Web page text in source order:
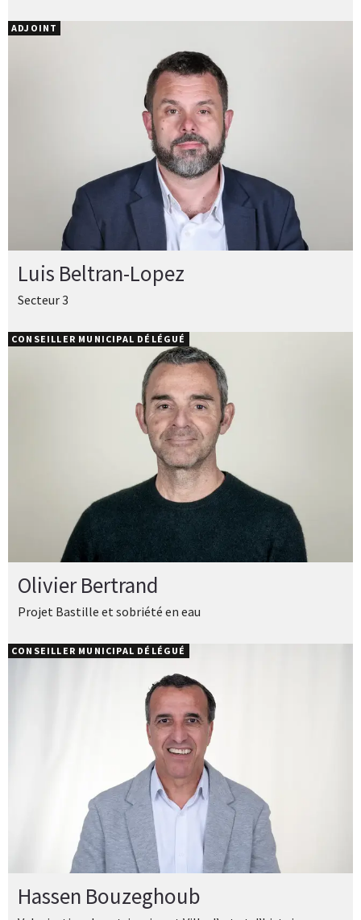
Luis Beltran-Lopez
Secteur 3
ADJOINT
Olivier Bertrand
Projet Bastille et sobriété en eau
CONSEILLER MUNICIPAL DÉLÉGUÉ
Hassen Bouzeghoub
CONSEILLER MUNICIPAL DÉLÉGUÉ